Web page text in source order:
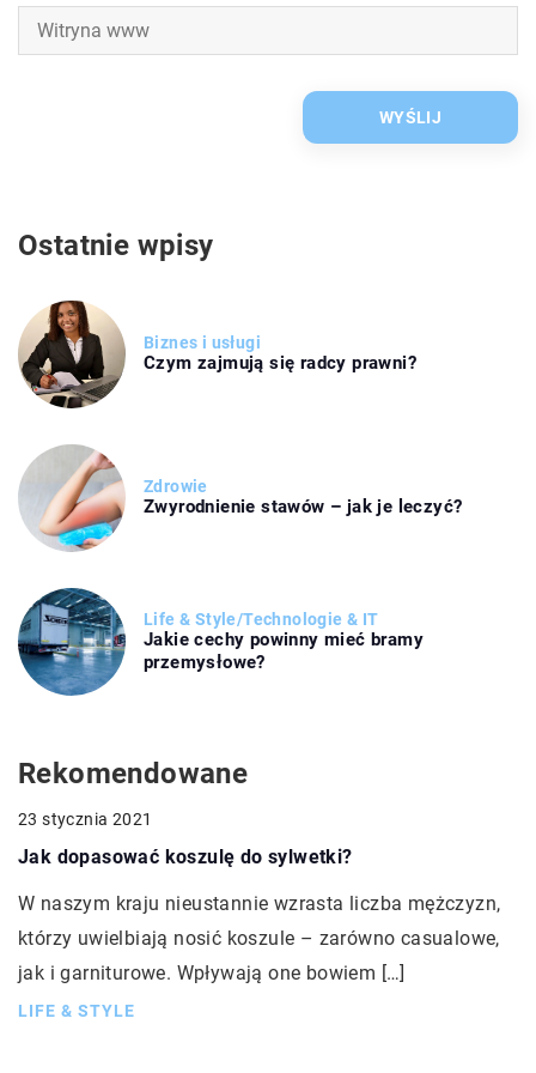
Ostatnie wpisy
Biznes i usługi
Czym zajmują się radcy prawni?
Zdrowie
Zwyrodnienie stawów – jak je leczyć?
Life & Style/Technologie & IT
Jakie cechy powinny mieć bramy
przemysłowe?
Rekomendowane
23 stycznia 2021
Jak dopasować koszulę do sylwetki?
W naszym kraju nieustannie wzrasta liczba mężczyzn,
którzy uwielbiają nosić koszule – zarówno casualowe,
jak i garniturowe. Wpływają one bowiem […]
LIFE & STYLE